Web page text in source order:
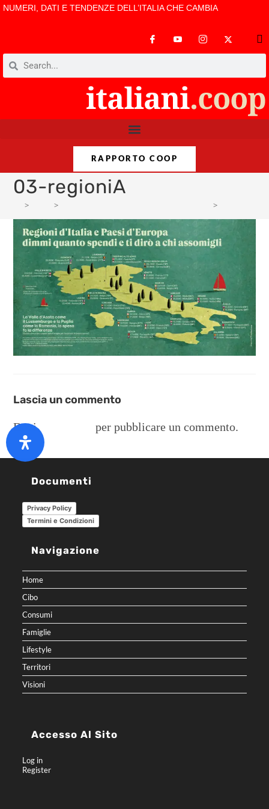
NUMERI, DATI E TENDENZE DELL’ITALIA CHE CAMBIA
RAPPORTO COOP
03-regioniA
> > >
Lascia un commento
Deviconnetterti per pubblicare un commento.
Documenti
Privacy Policy
Termini e Condizioni
Navigazione
Home
Cibo
Consumi
Famiglie
Lifestyle
Territori
Visioni
Accesso Al Sito
Log in
Register